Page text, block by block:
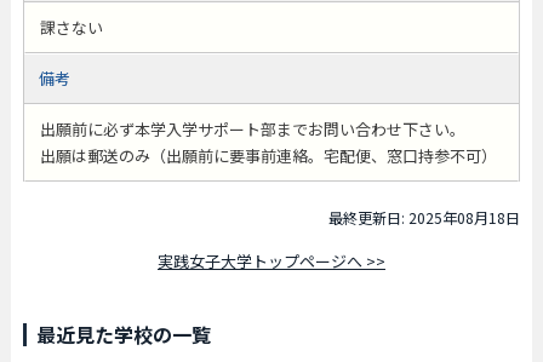
課さない
備考
出願前に必ず本学入学サポート部までお問い合わせ下さい。
出願は郵送のみ（出願前に要事前連絡。宅配便、窓口持参不可）
最終更新日: 2025年08月18日
実践女子大学トップページへ >>
最近見た学校の一覧